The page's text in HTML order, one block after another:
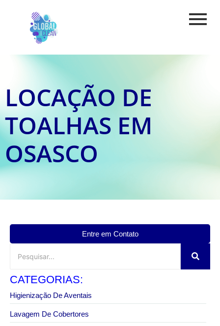
LOCAÇÃO DE
TOALHAS EM
OSASCO
Entre em Contato
CATEGORIAS:
Higienização De Aventais
Lavagem De Cobertores